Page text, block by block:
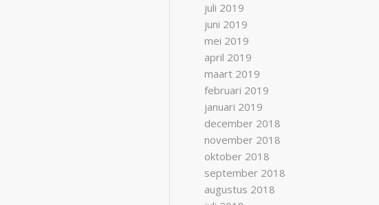
juli 2019
juni 2019
mei 2019
april 2019
maart 2019
februari 2019
januari 2019
december 2018
november 2018
oktober 2018
september 2018
augustus 2018